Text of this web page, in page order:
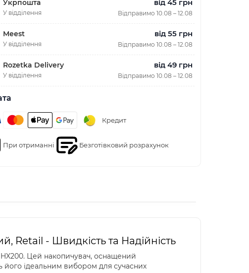
Укрпошта
У відділення
від 45 грн
Відправимо 10.08 – 12.08
Meest
У відділення
від 55 грн
Відправимо 10.08 – 12.08
Rozetka Delivery
У відділення
від 49 грн
Відправимо 10.08 – 12.08
Кредит
При отриманні Безготівковий розрахунок
Retail - Швидкість та Надійність
HX200. Цей накопичувач, оснащений
його ідеальним вибором для сучасних